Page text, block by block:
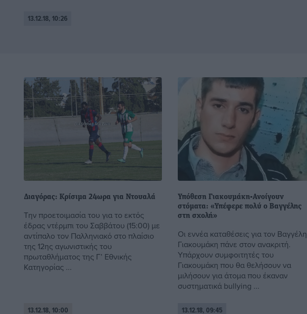
13.12.18, 10:26
Διαγόρας: Κρίσιμα 24ωρα για Ντουαλά
Την προετοιμασία του για το εκτός
έδρας ντέρμπι του Σαββάτου (15:00) με
αντίπαλο τον Παλληνιακό στο πλαίσιο
της 12ης αγωνιστικής του
πρωταθλήματος της Γ’ Εθνικής
Κατηγορίας ...
13.12.18, 10:00
Υπόθεση Γιακουμάκη-Ανοίγουν
στόματα: «Υπέφερε πολύ ο Βαγγέλης
στη σχολή»
Οι εννέα καταθέσεις για τον Βαγγέλη
Γιακουμάκη πάνε στον ανακριτή.
Υπάρχουν συµφοιτητές του
Γιακουµάκη που θα θελήσουν να
µιλήσουν για άτοµα που έκαναν
συστηµατικά bullying ...
13.12.18, 09:45